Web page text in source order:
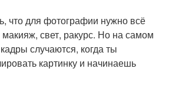
что для фотографии нужно всё
свет, ракурс. Но на самом
случаются, когда ты
картинку и начинаешь